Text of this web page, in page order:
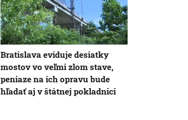
Bratislava eviduje desiatky
mostov vo veľmi zlom stave,
peniaze na ich opravu bude
hľadať aj v štátnej pokladnici